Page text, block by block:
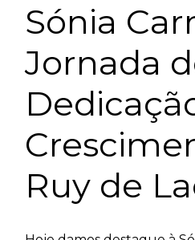
Sónia
Jornada
Ruy de